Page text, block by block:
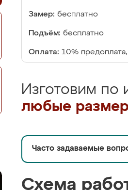
Замер: бесплатно
Подъём: бесплатно
Оплата: 10%
Изготовим по
любые
Часто задаваемые
Схема